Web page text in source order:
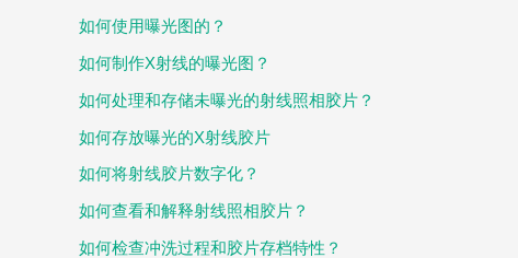
如何使用曝光图的？
如何制作X射线的曝光图？
如何处理和存储未曝光的射线照相胶片？
如何存放曝光的X射线胶片
如何将射线胶片数字化？
如何查看和解释射线照相胶片？
如何检查冲洗过程和胶片存档特性？